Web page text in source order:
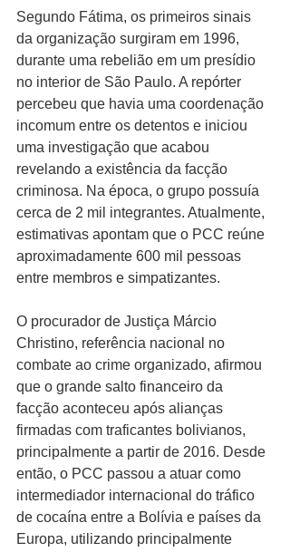
Segundo Fátima, os primeiros sinais
da organização surgiram em 1996,
durante uma rebelião em um presídio
no interior de São Paulo. A repórter
percebeu que havia uma coordenação
incomum entre os detentos e iniciou
uma investigação que acabou
revelando a existência da facção
criminosa. Na época, o grupo possuía
cerca de 2 mil integrantes. Atualmente,
estimativas apontam que o PCC reúne
aproximadamente 600 mil pessoas
entre membros e simpatizantes.
O procurador de Justiça Márcio
Christino, referência nacional no
combate ao crime organizado, afirmou
que o grande salto financeiro da
facção aconteceu após alianças
firmadas com traficantes bolivianos,
principalmente a partir de 2016. Desde
então, o PCC passou a atuar como
intermediador internacional do tráfico
de cocaína entre a Bolívia e países da
Europa, utilizando principalmente